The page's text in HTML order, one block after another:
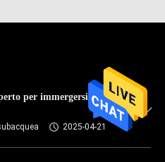
per immergersi colore
2025-04-21